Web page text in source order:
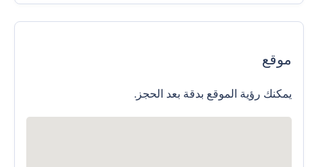
موقع
يمكنك رؤية الموقع بدقة بعد الحجز.